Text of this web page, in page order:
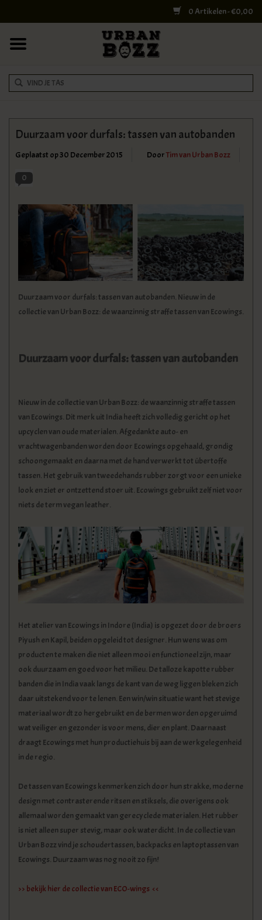
0 Artikelen - €0,00
COLLEGE BAGS
RUGZAKKEN
SHELBY BROTHERS
REISTASSEN
KLEDING
SPECIALS
Duurzaam voor durfals: tassen van autobanden
Geplaatst op30 December 2015 DoorTim van Urban Bozz
0
Duurzaam voor durfals: tassen van autobanden. Nieuw in de
collectie van Urban Bozz: de waanzinnig straffe tassen van Ecowings.
Duurzaam voor durfals: tassen van autobanden
Nieuw in de collectie van Urban Bozz: de waanzinnig straffe tassen
van Ecowings. Dit merk uit India heeft zich volledig gericht op het
upcyclen van oude materialen. Afgedankte auto- en
vrachtwagenbanden worden door Ecowings opgehaald, grondig
schoongemaakt en daarna met de hand verwerkt tot übertoffe
tassen. Het gebruik van tweedehands rubber zorgt voor een unieke
look en ziet er ontzettend stoer uit. Ecowings gebruikt zelf niet voor
niets de term vegan leather.
Het atelier van Ecowings in Indore (India) is opgezet door de broers
Piyush en Kapil, beiden opgeleid tot designer. Hun wens was om
producten te maken die niet alleen mooi en functioneel zijn, maar
ook duurzaam en goed voor het milieu. De talloze kapotte rubber
banden die in India vaak langs de kant van de weg liggen bleken zich
daar uitstekend voor te lenen. Een win/win situatie want het stevige
materiaal wordt zo hergebruikt en de bermen worden opgeruimd
wat veiliger en gezonder is voor mens, dier en plant. Daarnaast
draagt Ecowings met hun productiehuis bij aan de werkgelegenheid
in de regio.
De tassen van Ecowings kenmerken zich door hun strakke, moderne
design met contrasterende ritsen en stiksels, die overigens ook
allemaal worden gemaakt van gerecyclede materialen. Het rubber
is niet alleen super stevig, maar ook waterdicht. In de collectie van
Urban Bozz vind je schoudertassen, backpacks en laptoptassen van
Ecowings. Duurzaam was nog nooit zo fijn!
>> bekijk hier de collectie van ECO-wings <<